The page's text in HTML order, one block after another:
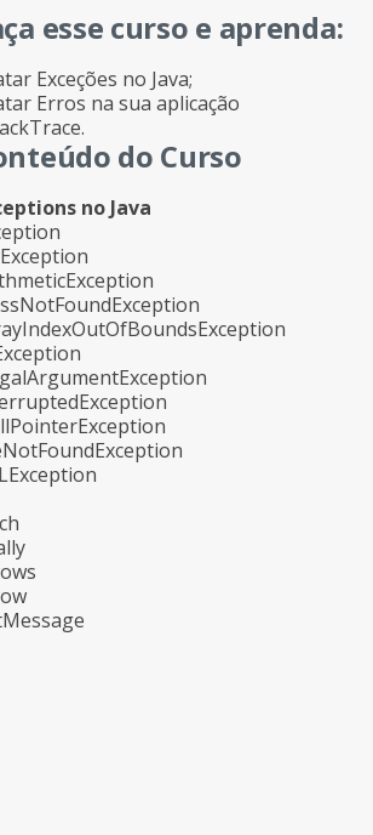
esse curso e aprenda:
Exceções no Java;
Erros na sua aplicação
do Curso
no Java